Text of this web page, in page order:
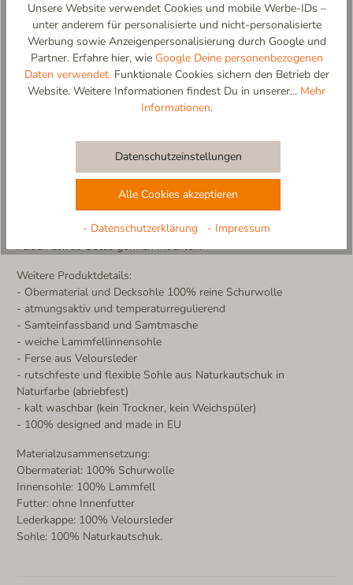
Molly Masche – Eleganz & Gemütlichkeit für stilvolle Füße!
Der Molly Masche Ballerina-Hausschuh vereint feminine Eleganz
mit luxuriösem Komfort. Gefertigt aus 100 % hochwertiger
Schurwolle, hält er die Füße angenehm warm und sorgt für ein
leichtes, atmungsaktives Tragegefühl.
Edle Details für maximalen Stil! Die feine Samtmasche und das
Samteinfassband verleihen diesem Hausschuh eine stilvolle
sanft an den Fuß an, während die rutschfeste Sohle sicheren
Zeitlos schön, luxuriös weich und unwiderstehlich bequem – der
perfekte Ballerina-Hausschuh für stilbewusste Frauen!
Hergestellt in Europa – mit Liebe und Sorgfalt für alle, die ihren
Füßen etwas Gutes gönnen möchten.
Weitere Produktdetails:
- Obermaterial und Decksohle 100% reine Schurwolle
- atmungsaktiv und temperaturregulierend
- Samteinfassband und Samtmasche
- weiche Lammfellinnensohle
- Ferse aus Veloursleder
- rutschfeste und flexible Sohle aus Naturkautschuk in
Naturfarbe (abriebfest)
- kalt waschbar (kein Trockner, kein Weichspüler)
- 100% designed and made in EU
Materialzusammensetzung:
Obermaterial: 100% Schurwolle
Innensohle: 100% Lammfell
Futter: ohne Innenfutter
Lederkappe: 100% Veloursleder
Sohle: 100% Naturkautschuk.
Unsere Website verwendet Cookies und mobile Werbe-IDs –
unter anderem für personalisierte und nicht-personalisierte
Werbung sowie Anzeigenpersonalisierung durch Google und
Partner. Erfahre hier, wie Google Deine personenbezogenen
Daten verwendet.Funktionale Cookies sichern den Betrieb der
Website. Weitere Informationen findest Du in unserer... Mehr
Informationen.
Datenschutzeinstellungen
Alle Cookies akzeptieren
- Datenschutzerklärung - Impressum